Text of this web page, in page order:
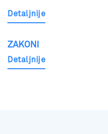
Detaljnije
ZAKONI
Detaljnije